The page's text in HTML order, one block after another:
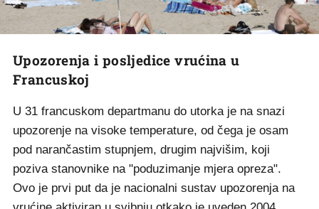
Upozorenja i posljedice vrućina u
Francuskoj
U 31 francuskom departmanu do utorka je na snazi
upozorenje na visoke temperature, od čega je osam
pod narančastim stupnjem, drugim najvišim, koji
poziva stanovnike na "poduzimanje mjera opreza".
Ovo je prvi put da je nacionalni sustav upozorenja na